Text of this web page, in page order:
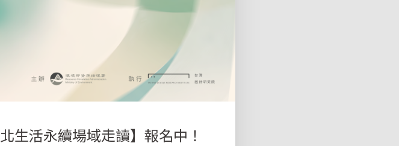
生活永續場域走讀】報名中！